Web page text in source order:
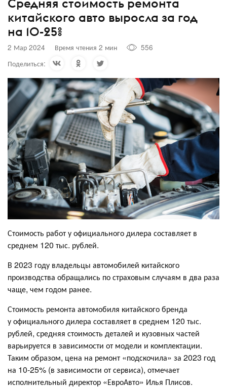
китайского авто выросла за год
на 10-25%
2 Мар 2024 Время чтения 2 мин
556
Поделиться:
Стоимость работ у официального дилера составляет в
среднем 120 тыс. рублей.
В 2023 году владельцы автомобилей китайского
производства обращались по страховым случаям в два раза
чаще, чем годом ранее.
Стоимость ремонта автомобиля китайского бренда
у официального дилера составляет в среднем 120 тыс.
рублей, средняя стоимость деталей и кузовных частей
варьируется в зависимости от модели и комплектации.
Таким образом, цена на ремонт «подскочила» за 2023 год
на 10-25% (в зависимости от сервиса), отмечает
исполнительный директор «ЕвроАвто» Илья Плисов.